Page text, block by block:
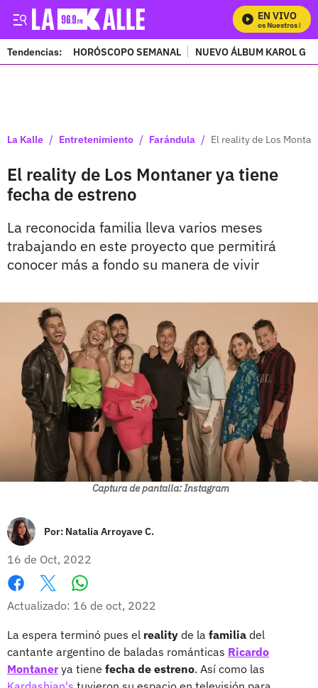
EN VIVO
Mira Todos Nuestros
Tendencias: HORÓSCOPO SEMANAL NUEVO ÁLBUM KAROL G
La Kalle / Entretenimiento / Farándula / El reality de Los
El reality de Los Montaner ya tiene
fecha de estreno
La reconocida familia lleva varios meses
trabajando en este proyecto que permitirá
conocer más a fondo su manera de vivir
Captura de pantalla: Instagram
Por: Natalia Arroyave C.
16 de Oct, 2022
Facebook
X
Actualizado: 16 de oct, 2022
La espera terminó pues el reality de la familia del
cantante argentino de baladas románticas Ricardo
Montaner ya tiene fecha de estreno. Así como las